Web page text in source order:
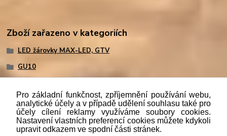
Zboží zařazeno v kategoriích
LED žárovky MAX-LED, GTV
GU10
Podlezákona č. 112/mmmmm2016 Sb. o evidenci tržeb je
prodávající povinen vystavit kupujícímu účtenku. Zároveň je
Pro základní funkčnost, zpříjemnění používání webu,
analytické účely a v případě udělení souhlasu také pro
účely cílení reklamy využíváme soubory cookies.
Nastavení vlastních preferencí cookies můžete kdykoli
upravit odkazem ve spodní části stránek.